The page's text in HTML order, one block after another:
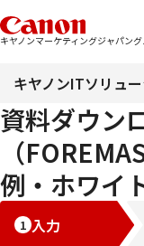
キヤノンマーケティングジャパン
キヤノンITソリュ
資料ダウン
（
例・ホワイ
入力